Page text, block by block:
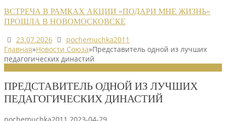
ВСТРЕЧА В РАМКАХ АКЦИИ «ПОДАРИ МНЕ ЖИЗНЬ»
ПРОШЛА В НОВОМОСКОВСКЕ
23.07.2026
pochemuchka2011
Главная»Новости Союза»Представитель одной из лучших
педагогических династий
ПРЕДСТАВИТЕЛЬ ОДНОЙ ИЗ ЛУЧШИХ
ПЕДАГОГИЧЕСКИХ ДИНАСТИЙ